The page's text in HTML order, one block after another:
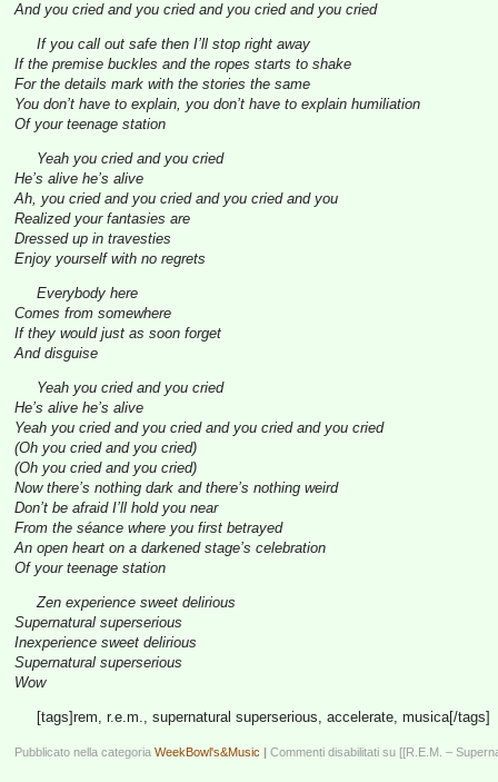
And you cried and you cried and you cried and you cried
If you call out safe then I’ll stop right away
If the premise buckles and the ropes starts to shake
For the details mark with the stories the same
You don’t have to explain, you don’t have to explain humiliation
Of your teenage station
Yeah you cried and you cried
He’s alive he’s alive
Ah, you cried and you cried and you cried and you
Realized your fantasies are
Dressed up in travesties
Enjoy yourself with no regrets
Everybody here
Comes from somewhere
If they would just as soon forget
And disguise
Yeah you cried and you cried
He’s alive he’s alive
Yeah you cried and you cried and you cried and you cried
(Oh you cried and you cried)
(Oh you cried and you cried)
Now there’s nothing dark and there’s nothing weird
Don’t be afraid I’ll hold you near
From the séance where you first betrayed
An open heart on a darkened stage’s celebration
Of your teenage station
Zen experience sweet delirious
Supernatural superserious
Inexperience sweet delirious
Supernatural superserious
Wow
[tags]rem, r.e.m., supernatural superserious, accelerate, musica[/tags]
Pubblicato nella categoria WeekBowl's&Music | Commenti disabilitati su [[R.E.M. –